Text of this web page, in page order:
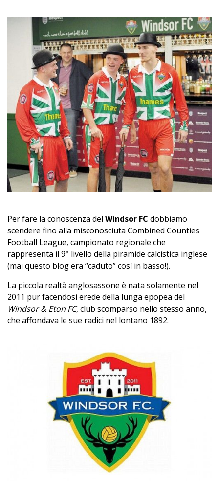
Per fare la conoscenza del Windsor FC dobbiamo
scendere fino alla misconosciuta Combined Counties
Football League, campionato regionale che
rappresenta il 9° livello della piramide calcistica inglese
(mai questo blog era “caduto” così in basso!).
La piccola realtà anglosassone è nata solamente nel
2011 pur facendosi erede della lunga epopea del
Windsor & Eton FC, club scomparso nello stesso anno,
che affondava le sue radici nel lontano 1892.